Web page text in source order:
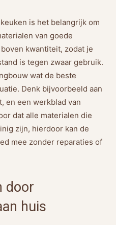
is het belangrijk om
van goede
kwantiteit, zodat je
is tegen zwaar gebruik.
wat de beste
Denk bijvoorbeeld aan
en een werkblad van
dat alle materialen die
zijn, hierdoor kan de
mee zonder reparaties of
door
huis